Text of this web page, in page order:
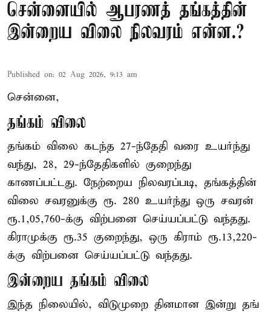
சென்னையில் ஆபரணத் தங்கத்தின்
இன்றைய விலை நிலவரம் என்ன.?
Published on: 02 Aug 2026, 9:13 am
சென்னை,
தங்கம் விலை
தங்கம் விலை கடந்த 27-ந்தேதி வரை உயர்ந்து
வந்து, 28, 29-ந்தேதிகளில் குறைந்து
காணப்பட்டது. நேற்றைய நிலவரப்படி, தங்கத்தின்
விலை சவரனுக்கு ரூ. 280 உயர்ந்து ஒரு சவரன்
ரூ.1,05,760-க்கு விற்பனை செய்யப்பட்டு வந்தது.
கிராமுக்கு ரூ.35 குறைந்து, ஒரு கிராம் ரூ.13,220-
க்கு விற்பனை செய்யப்பட்டு வந்தது.
இன்றைய தங்கம் விலை
இந்த நிலையில், விடுமுறை தினமான இன்று தங்